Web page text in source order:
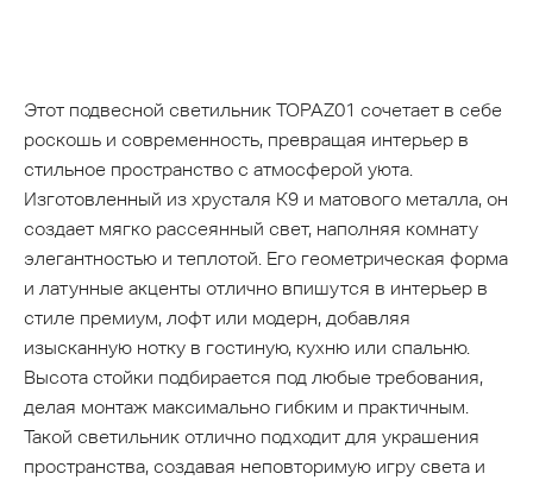
Этот подвесной светильник TOPAZ01 сочетает в себе
роскошь и современность, превращая интерьер в
стильное пространство с атмосферой уюта.
Изготовленный из хрусталя К9 и матового металла, он
создает мягко рассеянный свет, наполняя комнату
элегантностью и теплотой. Его геометрическая форма
и латунные акценты отлично впишутся в интерьер в
стиле премиум, лофт или модерн, добавляя
изысканную нотку в гостиную, кухню или спальню.
Высота стойки подбирается под любые требования,
делая монтаж максимально гибким и практичным.
Такой светильник отлично подходит для украшения
пространства, создавая неповторимую игру света и